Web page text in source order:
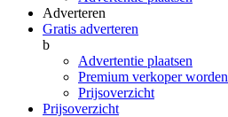
Adverteren
Gratis adverteren
b
Advertentie plaatsen
Premium verkoper worden
Prijsoverzicht
Prijsoverzicht